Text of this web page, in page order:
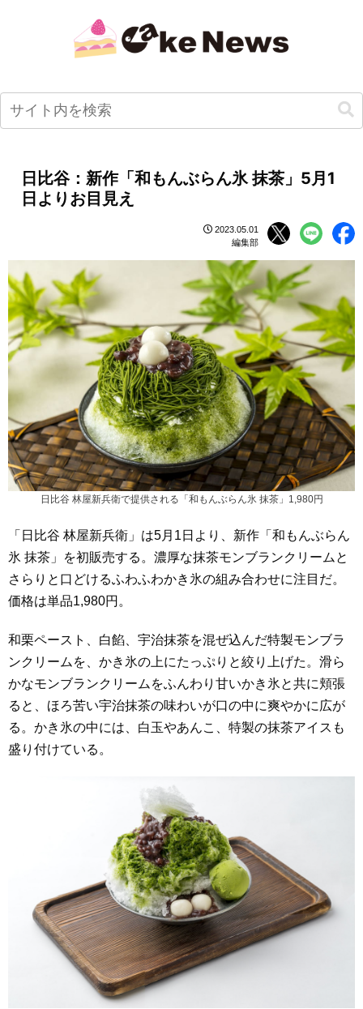
日比谷：新作「和もんぶらん氷 抹茶」5月1
日よりお目見え
2023.05.01
編集部
日比谷 林屋新兵衛で提供される「和もんぶらん氷 抹茶」1,980円
「日比谷 林屋新兵衛」は5月1日より、新作「和もんぶらん
氷 抹茶」を初販売する。濃厚な抹茶モンブランクリームと
さらりと口どけるふわふわかき氷の組み合わせに注目だ。
価格は単品1,980円。
和栗ペースト、白餡、宇治抹茶を混ぜ込んだ特製モンブラ
ンクリームを、かき氷の上にたっぷりと絞り上げた。滑ら
かなモンブランクリームをふんわり甘いかき氷と共に頬張
ると、ほろ苦い宇治抹茶の味わいが口の中に爽やかに広が
る。かき氷の中には、白玉やあんこ、特製の抹茶アイスも
盛り付けている。